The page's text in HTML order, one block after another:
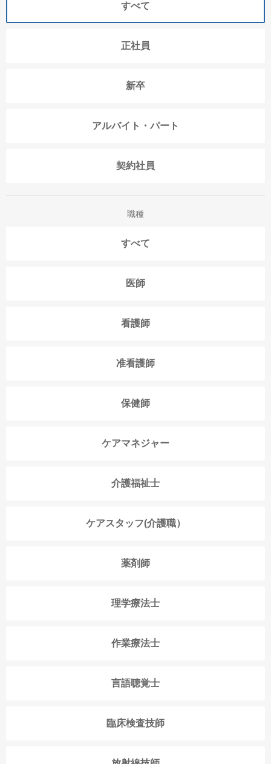
すべて
正社員
新卒
アルバイト・パート
契約社員
職種
すべて
医師
看護師
准看護師
保健師
ケアマネジャー
介護福祉士
ケアスタッフ(介護職）
薬剤師
理学療法士
作業療法士
言語聴覚士
臨床検査技師